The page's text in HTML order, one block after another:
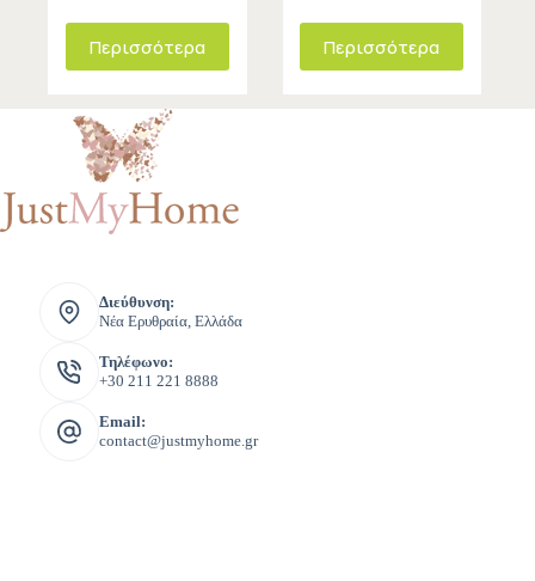
Περισσότερα Περισσότερα
Διεύθυνση:
Νέα Ερυθραία, Ελλάδα
Τηλέφωνο:
+30 211 221 8888
Email:
contact@justmyhome.gr